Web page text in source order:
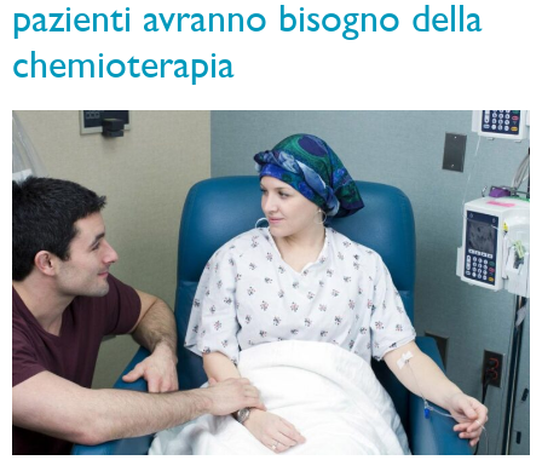
pazienti avranno bisogno della
chemioterapia